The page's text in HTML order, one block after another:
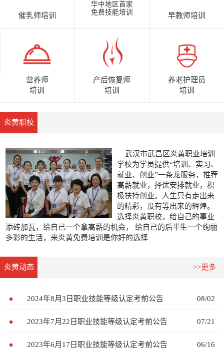
催乳师培训
华中地区首家
免费技能培训
早教师培训
营养师
培训
产后恢复师
培训
养老护理员
培训
炎黄职校
武汉市武昌区炎黄职业培训
学校为学员提供“培训、实习、
就业、创业”一条龙服务，推荐
高薪就业，择优安排就业，积
极扶持创业。人生只有走出来
的精彩，没有等出来的辉煌。
选择炎黄职校，给自己的事业
添砖加瓦，给自己一个拿高薪的机会， 给自己的后半生一个绚丽
多彩的生活，来炎黄免费培训是你好的选择
炎黄动态 >>更多
2024年8月3日职业技能等级认定考前公告 08/02
2023年7月22日职业技能等级认定考前公告 07/21
2023年6月17日职业技能等级认定考前公告 06/16